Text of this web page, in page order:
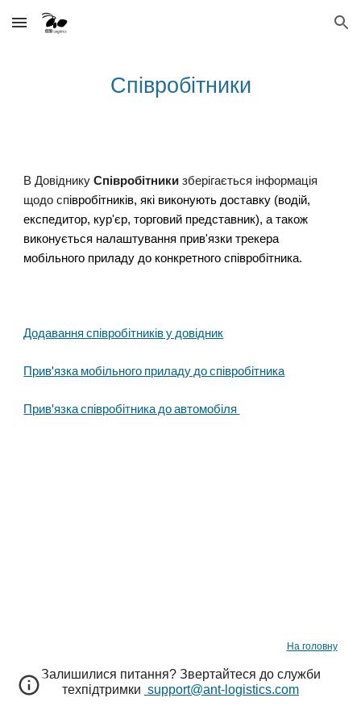
Skip to main content Skip to navigation
Співробітники
В ДовідникуСпівробітники зберігається інформація
щодо співробітників, які виконують доставку (водій,
експедитор, кур'єр, торговий представник), а також
виконується налаштування прив'язки трекера
мобільного приладу до конкретного співробітника.
Додавання співробітників у довідник
Прив'язка мобільного приладу до співробітника
Прив'язка співробітника до автомобіля
На головну
Залишилися питання? Звертайтеся до служби
техпідтримки support@ant-logistics.com